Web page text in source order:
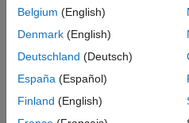
Belgium (English)
Denmark (English)
Deutschland (Deutsch)
España (Español)
Finland (English)
신뢰 센터 등록 상표 개인
애플리케이션 상태
© 1994-2026 The MathWorks,